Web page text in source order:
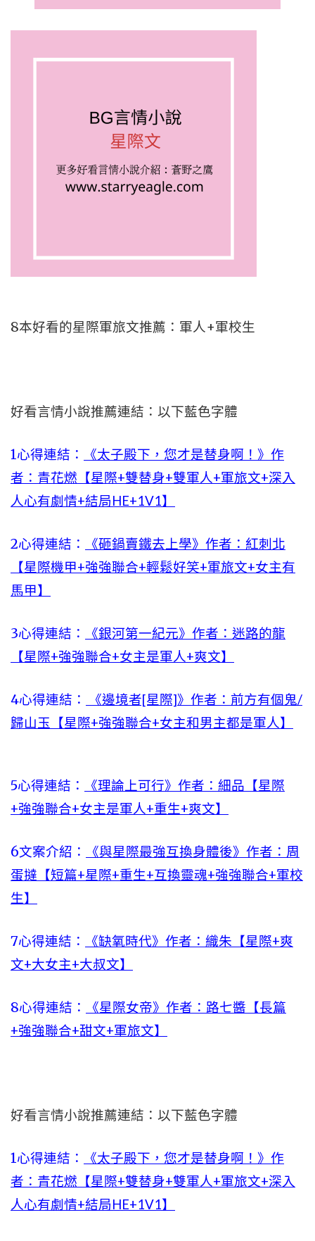
8本好看的星際軍旅文推薦：軍人+軍校生
好看言情小說推薦連結：以下藍色字體
1心得連結：
《太子殿下，您才是替身啊！》作
者：青花燃【星際+雙替身+雙軍人+軍旅文+深入
人心有劇情+結局HE+1V1】
2心得連結：
《砸鍋賣鐵去上學》作者：紅刺北
【星際機甲+強強聯合+輕鬆好笑+軍旅文+女主有
馬甲】
3心得連結：
《銀河第一紀元》作者：迷路的龍
【星際+強強聯合+女主是軍人+爽文】
4心得連結：
《邊境者[星際]》作者：前方有個鬼/
歸山玉【星際+強強聯合+女主和男主都是軍人】
5心得連結：
《理論上可行》作者：細品【星際
+強強聯合+女主是軍人+重生+爽文】
6文案介紹：
《與星際最強互換身體後》作者：周
蛋撻【短篇+星際+重生+互換靈魂+強強聯合+軍校
生】
7心得連結：
《缺氧時代》作者：織朱【星際+爽
文+大女主+大叔文】
8心得連結：
《星際女帝》作者：路七醬【長篇
+強強聯合+甜文+軍旅文】
好看言情小說推薦連結：以下藍色字體
1心得連結：
《太子殿下，您才是替身啊！》作
者：青花燃【星際+雙替身+雙軍人+軍旅文+深入
人心有劇情+結局HE+1V1】